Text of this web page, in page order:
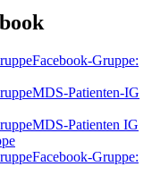
Facebook-Gruppe:
MDS-Patienten-IG
MDS-Patienten IG
Facebook-Gruppe: